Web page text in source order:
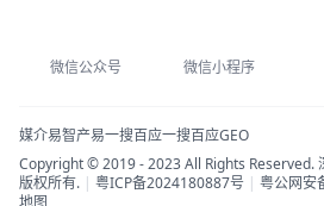
微信公众号 微信小程序
媒介易智产易一搜百应一搜百应GEO
Copyright © 2019 - 2023 All Rights Reserved.
版权所有. | 粤ICP备2024180887号 | 粤公网安
地图